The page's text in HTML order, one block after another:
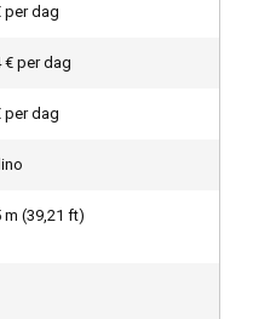
per dag
€ per dag
per dag
m (39,21 ft)